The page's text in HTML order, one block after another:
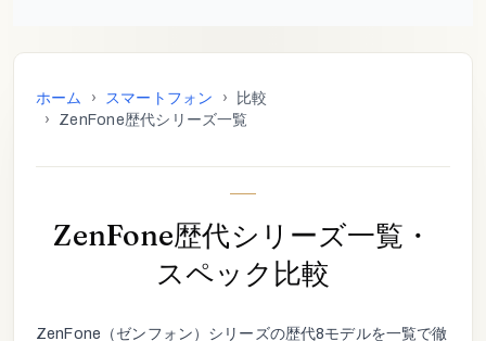
ホーム › スマートフォン ›
比較
›
ZenFone歴代シリーズ一覧
ZenFone歴代シリーズ一覧・
スペック比較
ZenFone （ ゼンフォン ）シリーズの歴代8モデルを一覧で徹